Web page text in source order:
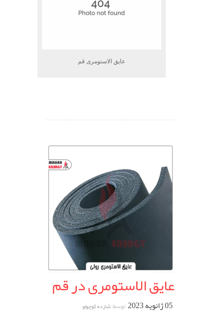
عایق الاستومری قم
عایق الاستومری در قم
05 ژانویه 2023 توسط:شازده کوچولو